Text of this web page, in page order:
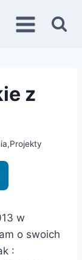
z
,Projekty
w
o swoich
: